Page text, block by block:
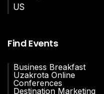
US
Find Events
Business Breakfast
Uzakrota Online
Conferences
Destination Marketing